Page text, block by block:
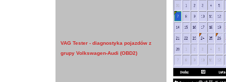
VAG Tester - diagnostyka pojazdów z
grupy Volkswagen-Audi (OBD2)